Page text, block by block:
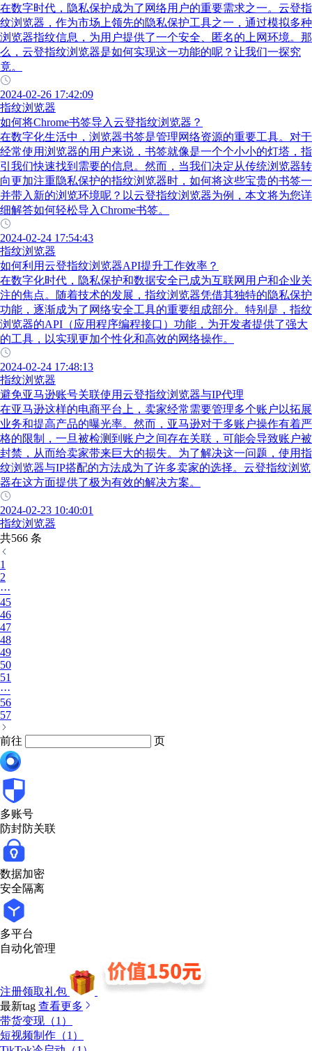
在数字时代，隐私保护成为了网络用户的重要需求之一。云登指
纹浏览器，作为市场上领先的隐私保护工具之一，通过模拟多种
浏览器指纹信息，为用户提供了一个安全、匿名的上网环境。那
么，云登指纹浏览器是如何实现这一功能的呢？让我们一探究
竟。
2024-02-26 17:42:09
指纹浏览器
如何将Chrome书签导入云登指纹浏览器？
在数字化生活中，浏览器书签是管理网络资源的重要工具。对于
经常使用浏览器的用户来说，书签就像是一个个小小的灯塔，指
引我们快速找到需要的信息。然而，当我们决定从传统浏览器转
向更加注重隐私保护的指纹浏览器时，如何将这些宝贵的书签一
并带入新的浏览环境呢？以云登指纹浏览器为例，本文将为您详
细解答如何轻松导入Chrome书签。
2024-02-24 17:54:43
指纹浏览器
如何利用云登指纹浏览器API提升工作效率？
在数字化时代，隐私保护和数据安全已成为互联网用户和企业关
注的焦点。随着技术的发展，指纹浏览器凭借其独特的隐私保护
功能，逐渐成为了网络安全工具的重要组成部分。特别是，指纹
浏览器的API（应用程序编程接口）功能，为开发者提供了强大
的工具，以实现更加个性化和高效的网络操作。
2024-02-24 17:48:13
指纹浏览器
避免亚马逊账号关联使用云登指纹浏览器与IP代理
在亚马逊这样的电商平台上，卖家经常需要管理多个账户以拓展
业务和提高产品的曝光率。然而，亚马逊对于多账户操作有着严
格的限制，一旦被检测到账户之间存在关联，可能会导致账户被
封禁，从而给卖家带来巨大的损失。为了解决这一问题，使用指
纹浏览器与IP搭配的方法成为了许多卖家的选择。云登指纹浏览
器在这方面提供了极为有效的解决方案。
2024-02-23 10:40:01
指纹浏览器
共566 条
1
2
···
45
46
47
48
49
50
51
···
56
57
前往 页
多账号
防封防关联
数据加密
安全隔离
多平台
自动化管理
注册领取礼包
最新tag 查看更多
带货变现（1）
短视频制作（1）